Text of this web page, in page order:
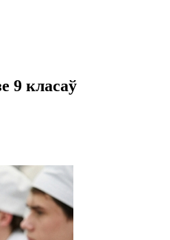
9 класаў